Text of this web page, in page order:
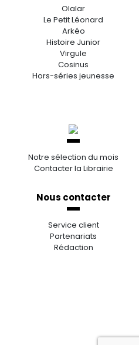
Olalar
Le Petit Léonard
Arkéo
Histoire Junior
Virgule
Cosinus
Hors-séries jeunesse
Notre sélection du mois
Contacter la Librairie
Nous contacter
Service client
Partenariats
Rédaction